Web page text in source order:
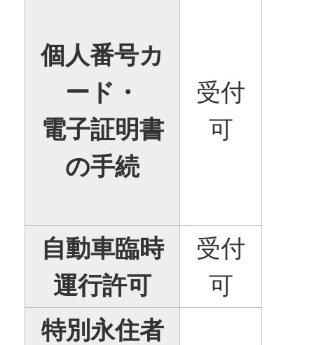
個人番号カ
ード・
電子証明書
の手続
受付
可
自動車臨時
運行許可
受付
可
特別永住者